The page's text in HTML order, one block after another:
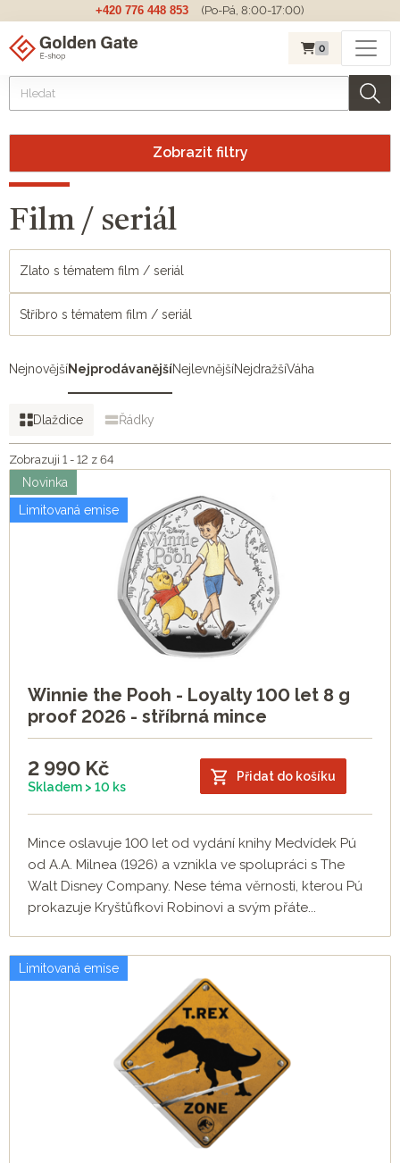
+420 776 448 853 (Po-Pá, 8:00-17:00)
0
Zobrazit filtry
Film / seriál
Zlato s tématem film / seriál
Stříbro s tématem film / seriál
NejnovějšíNejprodávanějšíNejlevnějšíNejdražšíVáha
Dlaždice Řádky
Zobrazuji 1 - 12 z 64
Novinka
Limitovaná emise
Winnie the Pooh - Loyalty 100 let 8 g
proof 2026 - stříbrná mince
2 990 Kč
Skladem > 10 ks
Přidat do košíku
Mince oslavuje 100 let od vydání knihy Medvídek Pú
od A.A. Milnea (1926) a vznikla ve spolupráci s The
Walt Disney Company. Nese téma věrnosti, kterou Pú
prokazuje Kryštůfkovi Robinovi a svým přáte...
Limitovaná emise